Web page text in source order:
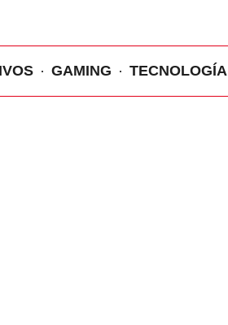
GAMING TECNOLOGÍA